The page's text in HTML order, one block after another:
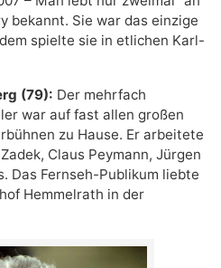
bekannt. Sie war das einzige
spielte sie in etlichen Karl-
(79): Der mehrfach
war auf fast allen großen
zu Hause. Er arbeitete
Claus Peymann, Jürgen
Das Fernseh-Publikum liebte
Hemmelrath in der